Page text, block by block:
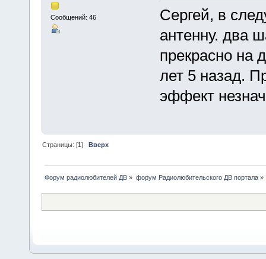
Сообщений: 46
Сергей, в
антенну. два
прекрасно на
лет 5 назад.
эффект
Страницы: [1] Вверх
Форум радиолюбителей ДВ » форум Радиолюбительского ДВ портала»